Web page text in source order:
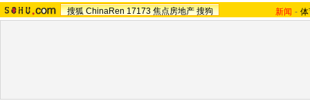
搜狐 ChinaRen 17173 焦点房地产 搜狗 新闻 -